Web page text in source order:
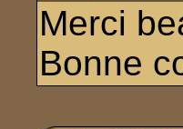
Merci
Bonne